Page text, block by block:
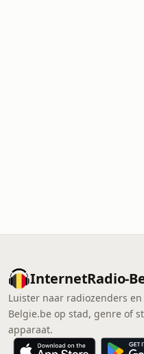
InternetRadio-
Luister naar radiozenders
Belgie.be op stad, genre of
apparaat.